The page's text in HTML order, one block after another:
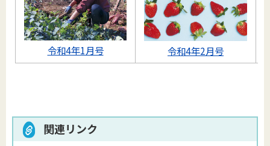
令和4年1月号 令和4年2月号
関連リンク